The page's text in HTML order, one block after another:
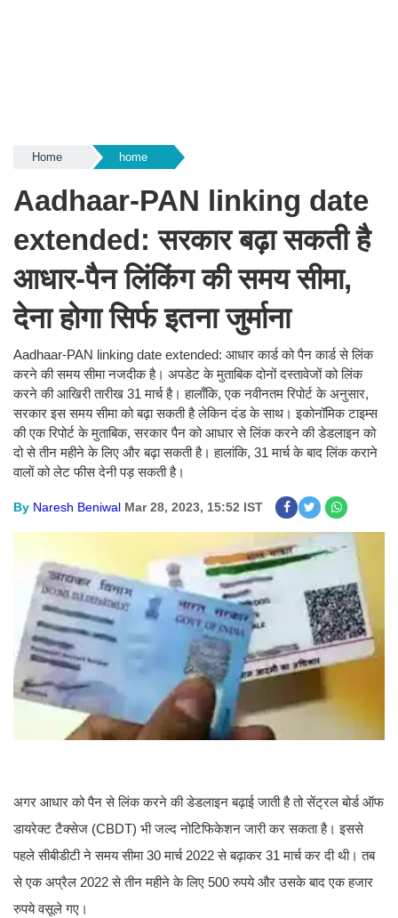
Home home
Aadhaar-PAN linking date
extended: सरकार बढ़ा सकती है
आधार-पैन लिंकिंग की समय सीमा,
देना होगा सिर्फ इतना जुर्माना
Aadhaar-PAN linking date extended: आधार कार्ड को पैन कार्ड से लिंक
करने की समय सीमा नजदीक है। अपडेट के मुताबिक दोनों दस्तावेजों को लिंक
करने की आखिरी तारीख 31 मार्च है। हालाँकि, एक नवीनतम रिपोर्ट के अनुसार,
सरकार इस समय सीमा को बढ़ा सकती है लेकिन दंड के साथ। इकोनॉमिक टाइम्स
की एक रिपोर्ट के मुताबिक, सरकार पैन को आधार से लिंक करने की डेडलाइन को
दो से तीन महीने के लिए और बढ़ा सकती है। हालांकि, 31 मार्च के बाद लिंक कराने
वालों को लेट फीस देनी पड़ सकती है।
By Naresh Beniwal Mar 28, 2023, 15:52 IST
अगर आधार को पैन से लिंक करने की डेडलाइन बढ़ाई जाती है तो सेंट्रल बोर्ड ऑफ
डायरेक्ट टैक्सेज (CBDT) भी जल्द नोटिफिकेशन जारी कर सकता है। इससे
पहले सीबीडीटी ने समय सीमा 30 मार्च 2022 से बढ़ाकर 31 मार्च कर दी थी। तब
से एक अप्रैल 2022 से तीन महीने के लिए 500 रुपये और उसके बाद एक हजार
रुपये वसूले गए।